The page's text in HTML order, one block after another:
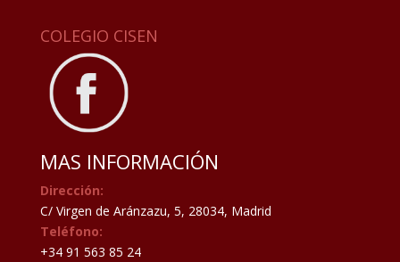
COLEGIO CISEN
MAS INFORMACIÓN
Dirección:
C/ Virgen de Aránzazu, 5, 28034, Madrid
Teléfono:
+34 91 563 85 24